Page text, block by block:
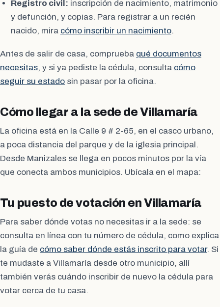
Registro civil: inscripción de nacimiento, matrimonio
y defunción, y copias. Para registrar a un recién
nacido, mira cómo inscribir un nacimiento.
Antes de salir de casa, comprueba qué documentos
necesitas, y si ya pediste la cédula, consulta cómo
seguir su estado sin pasar por la oficina.
Cómo llegar a la sede de Villamaría
La oficina está en la Calle 9 # 2-65, en el casco urbano,
a poca distancia del parque y de la iglesia principal.
Desde Manizales se llega en pocos minutos por la vía
que conecta ambos municipios. Ubícala en el mapa:
Tu puesto de votación en Villamaría
Para saber dónde votas no necesitas ir a la sede: se
consulta en línea con tu número de cédula, como explica
la guía de cómo saber dónde estás inscrito para votar. Si
te mudaste a Villamaría desde otro municipio, allí
también verás cuándo inscribir de nuevo la cédula para
votar cerca de tu casa.